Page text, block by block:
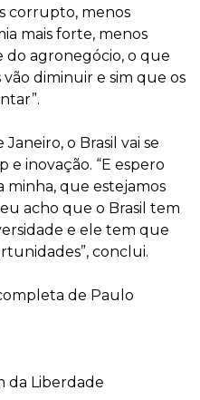
corrupto, menos
mais forte, menos
agronegócio, o que
diminuir e sim que os
o Brasil vai se
e inovação. “E espero
que estejamos
acho que o Brasil tem
e ele tem que
conclui.
de Paulo
da Liberdade